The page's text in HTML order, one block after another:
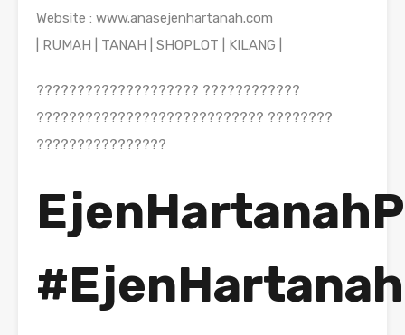
Website : www.anasejenhartanah.com
| RUMAH | TANAH | SHOPLOT | KILANG |
???????????????????? ????????????
???????????????????????????? ????????
????????????????